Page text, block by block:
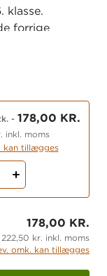
klasse.
forrige
samt
bøger på
- 178,00 KR.
inkl. moms
kan tillægges
178,00 KR.
222,50 kr. inkl. moms
omk. kan tillægges